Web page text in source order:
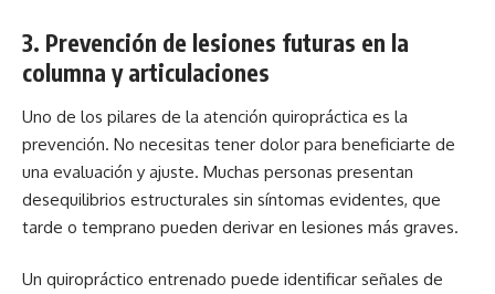
3. Prevención de lesiones futuras en la
columna y articulaciones
Uno de los pilares de la atención quiropráctica es la
prevención. No necesitas tener dolor para beneficiarte de
una evaluación y ajuste. Muchas personas presentan
desequilibrios estructurales sin síntomas evidentes, que
tarde o temprano pueden derivar en lesiones más graves.
Un quiropráctico entrenado puede identificar señales de